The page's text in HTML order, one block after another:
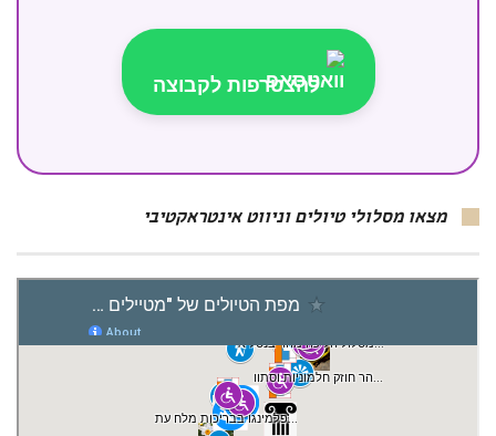
להצטרפות לקבוצה
מצאו מסלולי טיולים וניווט אינטראקטיבי